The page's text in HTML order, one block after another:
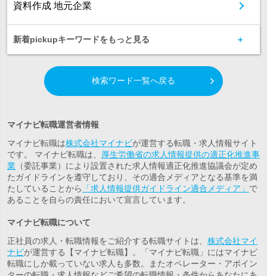
資料作成 地元企業
新着pickupキーワードをもっと見る
検索ワード一覧へ戻る
マイナビ転職運営者情報
マイナビ転職は株式会社マイナビが運営する転職・求人情報サイト
です。 マイナビ転職は、
厚生労働省の求人情報提供の適正化推進事
業 （委託事業）により設置された求人情報適正化推進協議会が定め
たガイドラインを遵守しており、その適合メディアとなる基準を満
たしていることから
「求人情報提供ガイドライン適合メディア」 で
あることを自らの責任において宣言しています。
マイナビ転職について
正社員の求人・転職情報をご紹介する転職サイトは、 株式会社マイ
ナビが運営する【マイナビ転職】。「マイナビ転職」にはマイナビ
転職にしか載っていない求人も多数。またオペレーター・アポイン